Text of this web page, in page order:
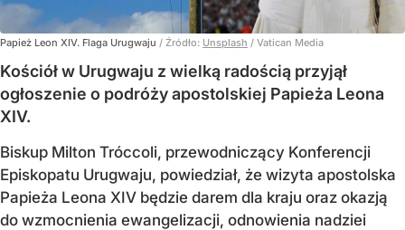
Papież Leon XIV. Flaga Urugwaju / Źródło: Unsplash / Vatican Media
Kościół w Urugwaju z wielką radością przyjął
ogłoszenie o podróży apostolskiej Papieża Leona
XIV.
Biskup Milton Tróccoli, przewodniczący Konferencji
Episkopatu Urugwaju, powiedział, że wizyta apostolska
Papieża Leona XIV będzie darem dla kraju oraz okazją
do wzmocnienia ewangelizacji, odnowienia nadziei